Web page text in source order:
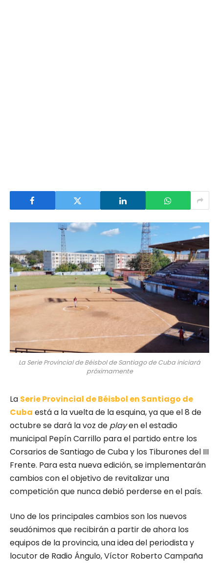
La Serie Provincial de Béisbol de Santiago de Cuba iniciará
próximamente
La Serie Provincial de Béisbol en Santiago de
Cuba está a la vuelta de la esquina, ya que el 8 de
octubre se dará la voz de playen el estadio
municipal Pepín Carrillo para el partido entre los
Corsarios de Santiago de Cuba y los Tiburones del III
Frente. Para esta nueva edición, se implementarán
cambios con el objetivo de revitalizar una
competición que nunca debió perderse en el país.
Uno de los principales cambios son los nuevos
seudónimos que recibirán a partir de ahora los
equipos de la provincia, una idea del periodista y
locutor de Radio Ángulo, Víctor Roberto Campaña